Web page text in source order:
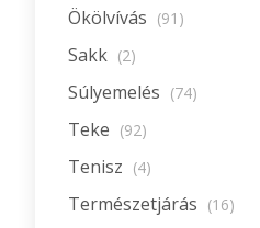
Ökölvívás (91)
Sakk (2)
Súlyemelés (74)
Teke (92)
Tenisz (4)
Természetjárás (16)